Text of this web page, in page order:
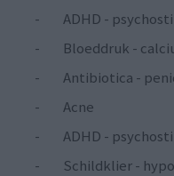
-
ADHD -
-
Bloeddruk -
-
Antibiotica -
-
Acne
-
ADHD -
- Schildklier -